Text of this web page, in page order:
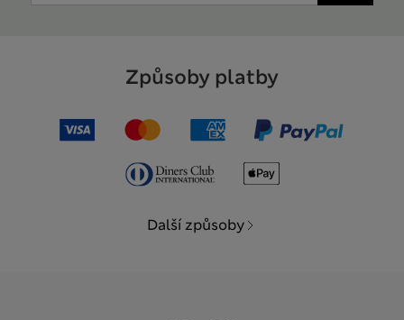
Způsoby platby
Další způsoby